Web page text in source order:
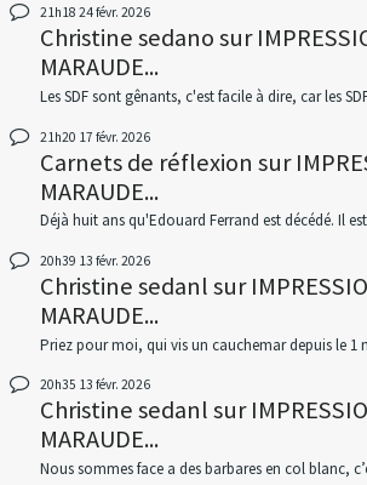
21h18 24févr. 2026
Christine sedanosur
MARAUDE...
Les SDF sont gênants, c'est facile à dire, car les
21h20 17 févr. 2026
Carnets de réflexion sur
MARAUDE...
Déjà huit ans qu'Edouard Ferrand est décédé. Il
20h39 13 févr. 2026
Christine sedanlsur
MARAUDE...
Priez pour moi, qui vis un cauchemar depuis le 1
20h35 13 févr. 2026
Christine sedanlsur
MARAUDE...
Nous sommes face a des barbares en col blanc,